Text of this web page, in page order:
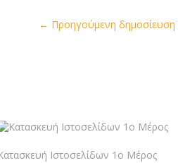
← Προηγούμενη δημοσίευση
Ιστοσελίδων 1ο Μέρος